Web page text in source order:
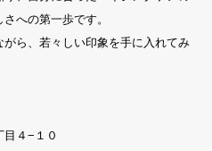
への第一歩です。
ら、若々しい印象を手に入れてみ
４−１０